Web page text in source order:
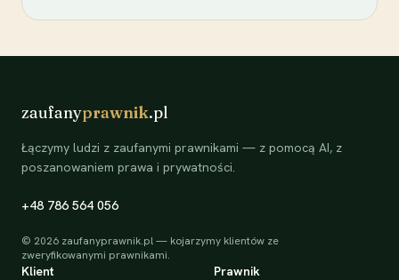
zaufanyprawnik.pl
Łączymy ludzi z zaufanymi prawnikami — z pomocą AI, z
poszanowaniem prawa i prywatności.
+48 786 564 056
© 2026 zaufanyprawnik.pl — kojarzymy klientów ze
zweryfikowanymi prawnikami.
Klient Prawnik